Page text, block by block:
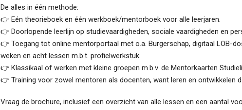
De alles in één methode:
👉 Eén theorieboek en één werkboek/mentorboek voor alle leerjaren.
👉 Doorlopende leerlijn op studievaardigheden, sociale vaardigheden en
👉 Toegang tot online mentorportaal met o.a. Burgerschap, digitaal LOB-
weken en acht lessen m.b.t. profielwerkstuk.
👉 Klassikaal of werken met kleine groepen m.b.v. de Mentorkaarten
👉 Training voor zowel mentoren als docenten, want leren en ontwikkelen
Vraag de brochure, inclusief een overzicht van alle lessen en een aantal